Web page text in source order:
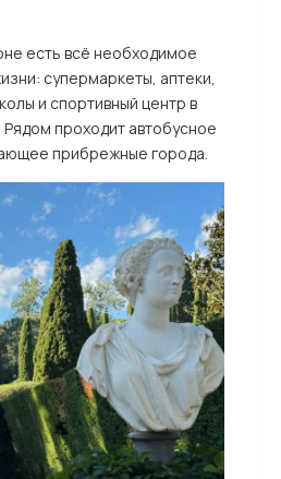
есть всё необходимое
супермаркеты, аптеки,
и спортивный центр в
проходит автобусное
прибрежные города.